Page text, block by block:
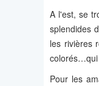
A l'est, se
splendides
les rivières
colorés…qui
Pour les